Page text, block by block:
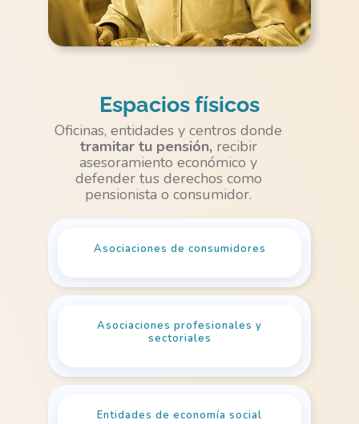
Espacios físicos
Oficinas, entidades y centros donde
tramitar tu pensión,recibir
asesoramiento económico y
defender tus derechos como
pensionista o consumidor.
Asociaciones de consumidores
Asociaciones profesionales y
sectoriales
Entidades de economía social